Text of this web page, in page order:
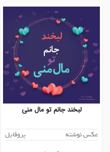
لبخند جانم تو مال منی
عکس نوشته
پروفایل